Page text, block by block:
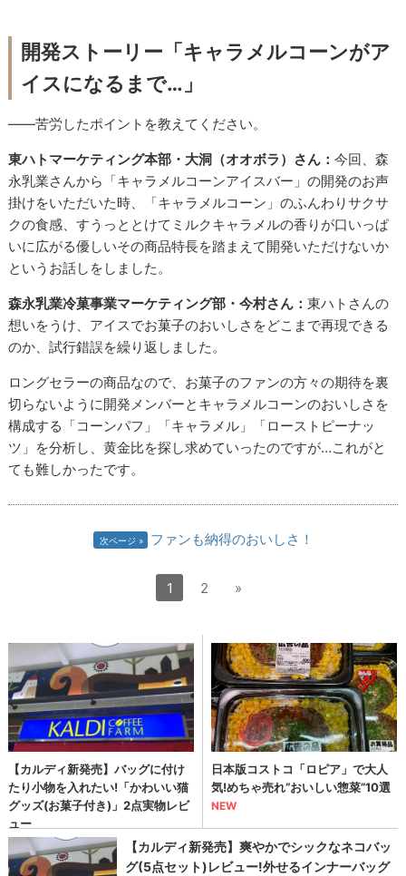
開発ストーリー「キャラメルコーンがア
イスになるまで…」
――苦労したポイントを教えてください。
東ハトマーケティング本部・大洞（オオボラ）さん：今回、森
永乳業さんから「キャラメルコーンアイスバー」の開発のお声
掛けをいただいた時、「キャラメルコーン」のふんわりサクサ
クの食感、すうっととけてミルクキャラメルの香りが口いっぱ
いに広がる優しいその商品特長を踏まえて開発いただけないか
というお話しをしました。
森永乳業冷菓事業マーケティング部・今村さん：東ハトさんの
想いをうけ、アイスでお菓子のおいしさをどこまで再現できる
のか、試行錯誤を繰り返しました。
ロングセラーの商品なので、お菓子のファンの方々の期待を裏
切らないように開発メンバーとキャラメルコーンのおいしさを
構成する「コーンパフ」「キャラメル」「ローストピーナッ
ツ」を分析し、黄金比を探し求めていったのですが…これがと
ても難しかったです。
次ページ ファンも納得のおいしさ！
1 2 »